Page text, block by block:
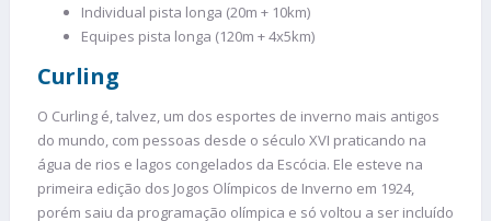
Individual pista longa (20m + 10km)
Equipes pista longa (120m + 4x5km)
Curling
O Curling é, talvez, um dos esportes de inverno mais antigos
do mundo, com pessoas desde o século XVI praticando na
água de rios e lagos congelados da Escócia. Ele esteve na
primeira edição dos Jogos Olímpicos de Inverno em 1924,
porém saiu da programação olímpica e só voltou a ser incluído